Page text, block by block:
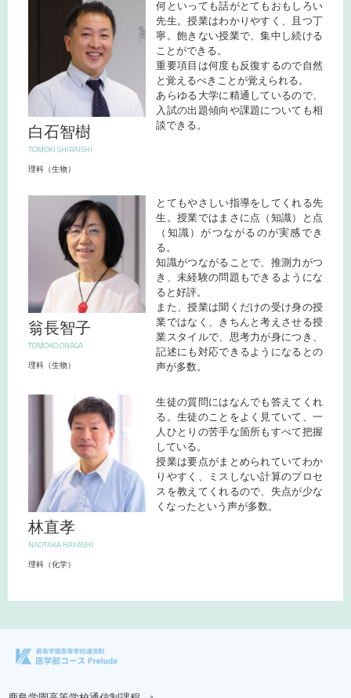
白石智樹
TOMOKI SHIRAISHI
理科（生物）
何といっても話がとてもおもしろい
先生。授業はわかりやすく、且つ丁
寧。飽きない授業で、集中し続ける
ことができる。
重要項目は何度も反復するので自然
と覚えるべきことが覚えられる。
あらゆる大学に精通しているので、
入試の出題傾向や課題についても相
談できる。
翁長智子
TOMOKO ONAGA
理科（生物）
とてもやさしい指導をしてくれる先
生。授業ではまさに点（知識）と点
（知識）がつながるのが実感でき
る。
知識がつながることで、推測力がつ
き、未経験の問題もできるようにな
ると好評。
また、授業は聞くだけの受け身の授
業ではなく、きちんと考えさせる授
業スタイルで、思考力が身につき、
記述にも対応できるようになるとの
声が多数。
林直孝
NAOTAKA HAYASHI
理科（化学）
生徒の質問にはなんでも答えてくれ
る。生徒のことをよく見ていて、一
人ひとりの苦手な箇所もすべて把握
している。
授業は要点がまとめられていてわか
りやすく、ミスしない計算のプロセ
スを教えてくれるので、失点が少な
くなったという声が多数。